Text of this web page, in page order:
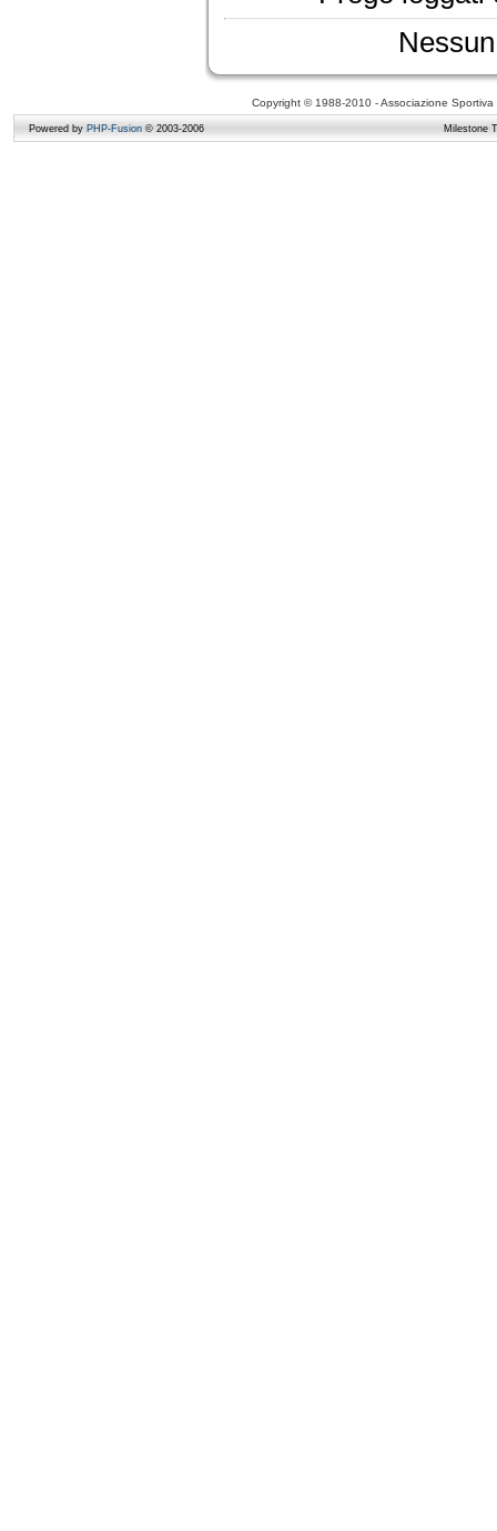
Copyright © 1988-2010 - Associazione
Powered by PHP-Fusion © 2003-2006 Milestone